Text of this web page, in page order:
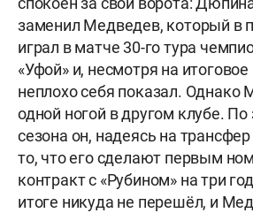
заменил Медведев, который в
играл в матче 30-го тура
«Уфой» и, несмотря на
неплохо себя показал. Однако
одной ногой в другом клубе.
сезона он, надеясь на
то, что его сделают первым
контракт с «Рубином» на три
итоге никуда не перешёл, и